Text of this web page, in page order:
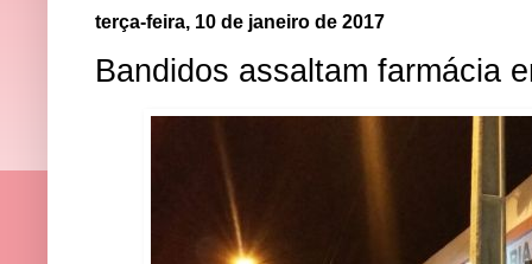
terça-feira, 10 de janeiro de 2017
Bandidos assaltam farmácia